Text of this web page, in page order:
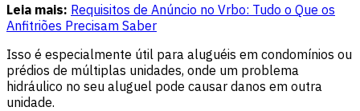
Leia mais: Requisitos de Anúncio no Vrbo: Tudo o Que os
Anfitriões Precisam Saber
Isso é especialmente útil para aluguéis em condomínios ou
prédios de múltiplas unidades, onde um problema
hidráulico no seu aluguel pode causar danos em outra
unidade.